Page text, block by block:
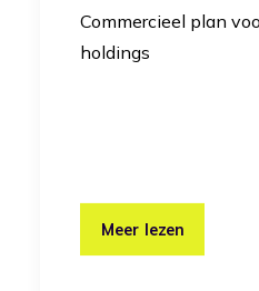
Commercieel plan
holdings
Meer lezen